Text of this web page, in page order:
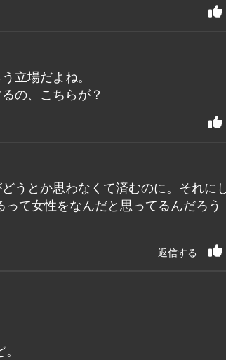
立場だよね。
の、こちらが？
うとか思わなくて済むのに。それに
て女性をなんだと思ってるんだろう
返信する